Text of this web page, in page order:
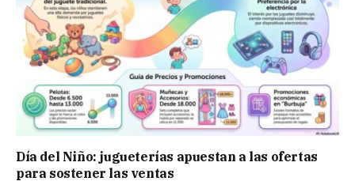
Día del Niño: jugueterías apuestan a las ofertas
para sostener las ventas